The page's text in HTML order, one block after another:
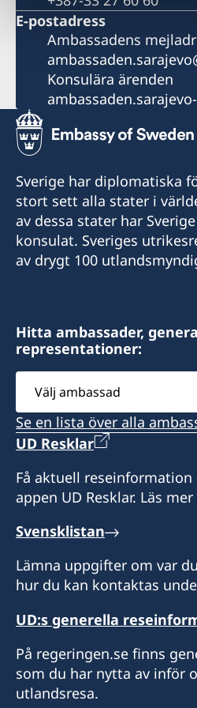
E-postadress
Ambassadens
Konsulära ärenden
Sverige har diplomatiska
stort sett alla stater i
av dessa stater har
konsulat. Sveriges
av drygt 100
Hitta ambassader,
representationer:
ambassad
Se en lista över alla
UD Resklar
Få aktuell
appen UD Resklar. Läs
Svensklistan
Lämna uppgifter om var
hur du kan kontaktas
UD:s generella
På regeringen.se finns
som du har nytta av inför
utlandsresa.